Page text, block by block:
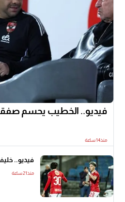
فيديو.. الخطيب يحسم صفقة
منذ14 ساعة
فيديو..
منذ21 ساعة